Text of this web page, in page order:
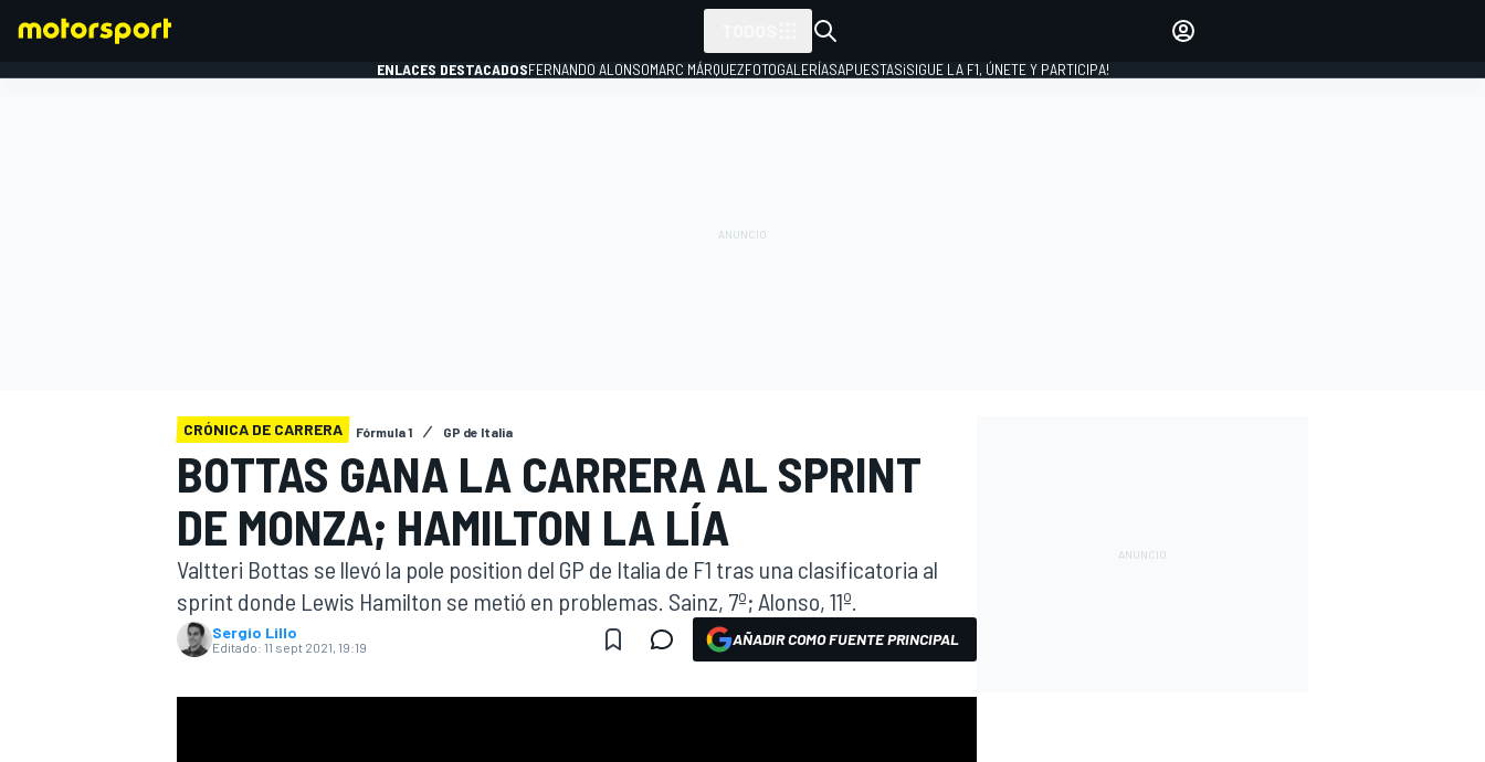
ENLACES DESTACADOSFERNANDO ALONSOMARC MÁRQUEZFOTOGALERÍASAPUESTAS¡SIGUE LA F1, ÚNETE Y PARTICIPA!
CRÓNICA DE CARRERA Fórmula 1 GP de Italia
BOTTAS GANA LA CARRERA AL SPRINT
DE MONZA; HAMILTON LA LÍA
Valtteri Bottas se llevó la pole position del GP de Italia de F1 tras una clasificatoria al
sprint donde Lewis Hamilton se metió en problemas. Sainz, 7º; Alonso, 11º.
Sergio Lillo
Editado: 11 sept 2021, 19:19 AÑADIR COMO FUENTE PRINCIPAL